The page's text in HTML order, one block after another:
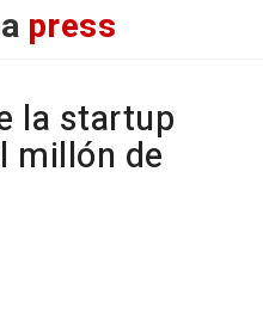
press
la startup
millón de